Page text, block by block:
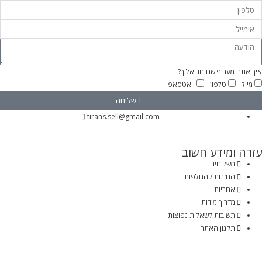
איך אתה מעדיף שנחזור אליך?
מייל
טלפון וואטסאפ
שליחה
tirans.sell@gmail.com
עזרה ומידע חשוב
משלוחים
החזרות / החלפות
אחריות
מדריך מידות
תשובות לשאלות נפוצות
תקנון האתר